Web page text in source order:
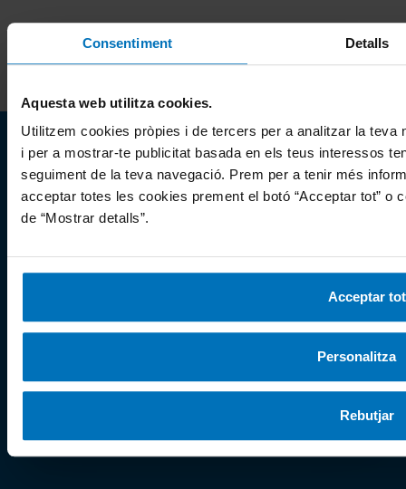
Consentiment Detalls
Aquesta web utilitza cookies.
Utilitzem cookies pròpies i de tercers per a analitzar la
i per a mostrar-te publicitat basada en els teus interessos
seguiment de la teva navegació. Prem per a tenir més
acceptar totes les cookies prement el botó “Acceptar tot” o
de “Mostrar detalls”.
Acceptar tot
Personalitza
Rebutjar
Avenida Burgos 114 tercera planta
28050 Madrid
Segueix-nos
Instagram